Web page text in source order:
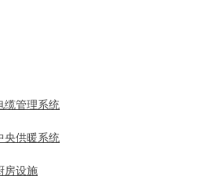
缆管理系统
央供暖系统
房设施